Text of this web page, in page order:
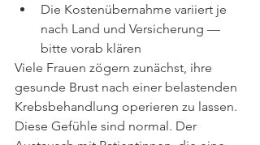
Die Kostenübernahme variiert je
nach Land und Versicherung —
bitte vorab klären
Viele Frauen zögern zunächst, ihre
gesunde Brust nach einer belastenden
Krebsbehandlung operieren zu lassen.
Diese Gefühle sind normal. Der